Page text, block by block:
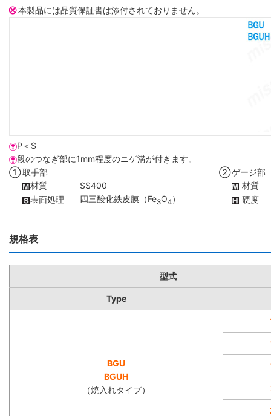
本製品には品質保証書は添付されておりません。
P＜S
段のつなぎ部に1mm程度のニゲ溝が付きます。
①取手部 ②ゲージ部
材質
SS400
材質
表面処理
四三酸化鉄皮膜（Fe3O4） 硬度
規格表
型式
Type
BGU
BGUH
（焼入れタイプ）